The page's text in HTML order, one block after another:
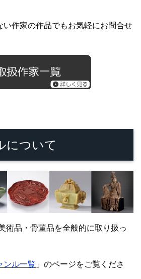
い作家の作品でもお気軽にお問合せ
について
術品・骨董品を全般的に取り扱っ
ンル一覧 」のページをご覧くださ